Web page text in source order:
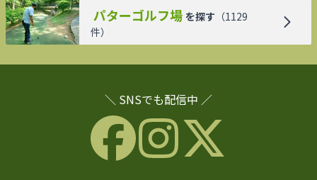
パターゴルフ場 を探す （1129
件）
＼ SNSでも配信中 ／